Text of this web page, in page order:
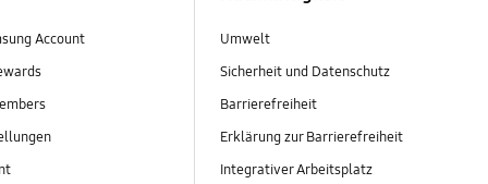
Account
Umwelt
Sicherheit und Datenschutz
Barrierefreiheit
Erklärung zur Barrierefreiheit
Integrativer Arbeitsplatz